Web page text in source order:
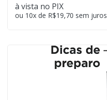
à vista no PIX
ou 10x de R$19,70 sem juros